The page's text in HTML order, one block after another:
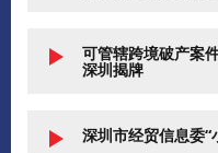
可管辖跨境破产案
深圳揭牌
深圳市经贸信息委